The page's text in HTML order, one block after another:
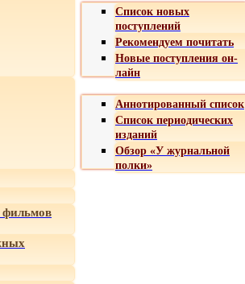
Список новых
поступлений
Рекомендуем почитать
Новые поступления он-
лайн
Аннотированный список
Список периодических
изданий
Обзор «У журнальной
полки»